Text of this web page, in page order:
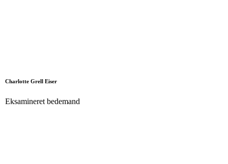
Charlotte Grell Eiser
Eksamineret bedemand